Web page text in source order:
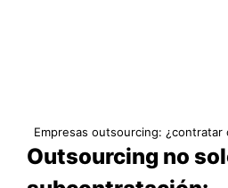
Empresas outsourcing:
Outsourcing no